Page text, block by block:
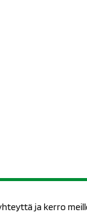
ja kerro